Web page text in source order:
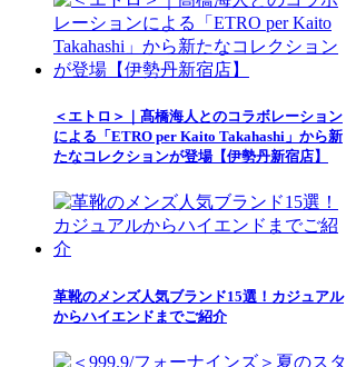
＜エトロ＞｜髙橋海人とのコラボレーション
による「ETRO per Kaito Takahashi」から新
たなコレクションが登場【伊勢丹新宿店】
革靴のメンズ人気ブランド15選！カジュアル
からハイエンドまでご紹介